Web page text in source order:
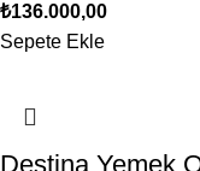
₺136.000,00
Sepete Ekle
Destina Yemek